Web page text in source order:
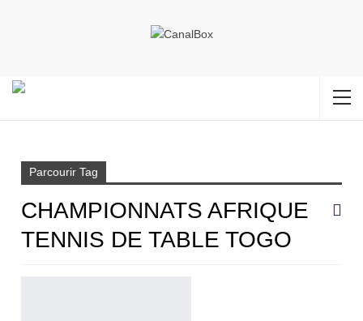
Parcourir Tag
CHAMPIONNATS AFRIQUE
TENNIS DE TABLE TOGO